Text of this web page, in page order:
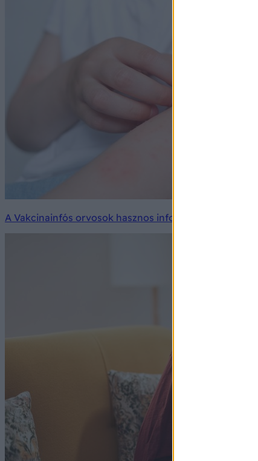
A Vakcinainfós orvosok hasznos információkkal